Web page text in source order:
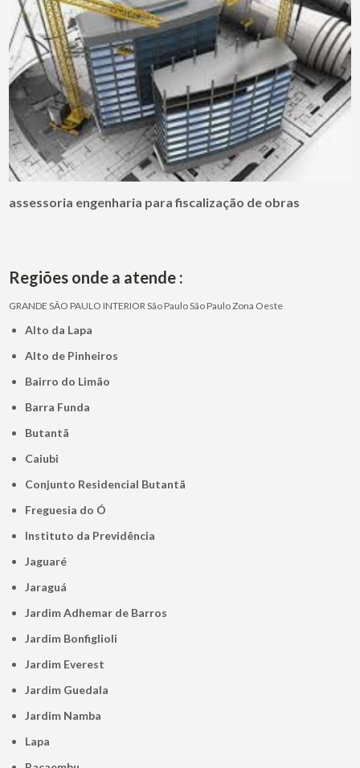
assessoria engenharia para fiscalização de obras
Regiões onde a atende :
GRANDE SÃO PAULO INTERIORSão PauloSão PauloZona Oeste
Alto da Lapa
Alto de Pinheiros
Bairro do Limão
Barra Funda
Butantã
Caiubi
Conjunto Residencial Butantã
Freguesia do Ó
Instituto da Previdência
Jaguaré
Jaraguá
Jardim Adhemar de Barros
Jardim Bonfiglioli
Jardim Everest
Jardim Guedala
Jardim Namba
Lapa